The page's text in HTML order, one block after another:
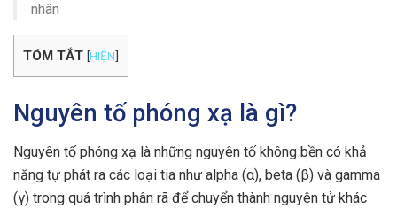
nhân
TÓM TẮT [HIỆN]
Nguyên tố phóng xạ là gì?
Nguyên tố phóng xạ là những nguyên tố không bền có khả
năng tự phát ra các loại tia như alpha (α), beta (β) và gamma
(γ) trong quá trình phân rã để chuyển thành nguyên tử khác